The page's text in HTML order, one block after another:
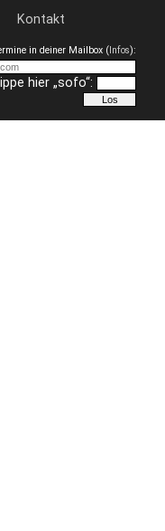
Kontakt
in deiner Mailbox (Infos):
hier „sofo“: